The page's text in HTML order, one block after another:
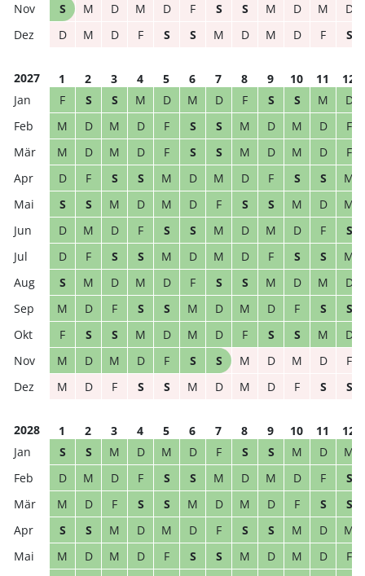
S
M D M D F S S M D M
D
D
M D F S S M D M D F S
2027 1 2 3 4 5 6 7 8 9 10 11
12
F
S S M D M D F S S M
D
M
D M D F S S M D M D
F
M
D M D F S S M D M D
F
D
F S S M D M D F S S
M
S
S M D M D F S S M D
M
D
M D F S S M D M D F
S
D
F S S M D M D F S S
M
S
M D M D F S S M D M
D
M
D F S S M D M D F S
S
F
S S M D M D F S S M
D
M
D M D F S S M D M D
F
M
D F S S M D M D F S S
2028 1 2 3 4 5 6 7 8 9 10 11
12
S
S M D M D F S S M D
M
D
M D F S S M D M D F
S
M
D F S S M D M D F S
S
S
S M D M D F S S M D
M
M
D M D F S S M D M D
F